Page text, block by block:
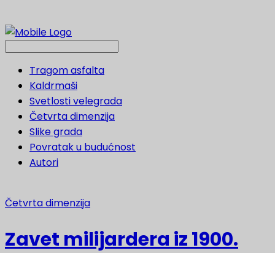
Tragom asfalta
Kaldrmaši
Svetlosti velegrada
Četvrta dimenzija
Slike grada
Povratak u budućnost
Autori
Četvrta dimenzija
Zavet milijardera iz 1900.